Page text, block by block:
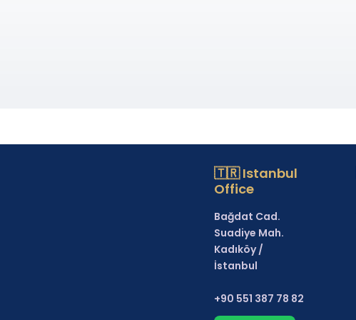
🇹🇷 Istanbul
Office
Bağdat Cad.
Suadiye Mah.
Kadıköy /
İstanbul
+90 551 387 78 82